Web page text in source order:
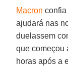
Macron confia
ajudará nas
duelassem
que começou
horas após a